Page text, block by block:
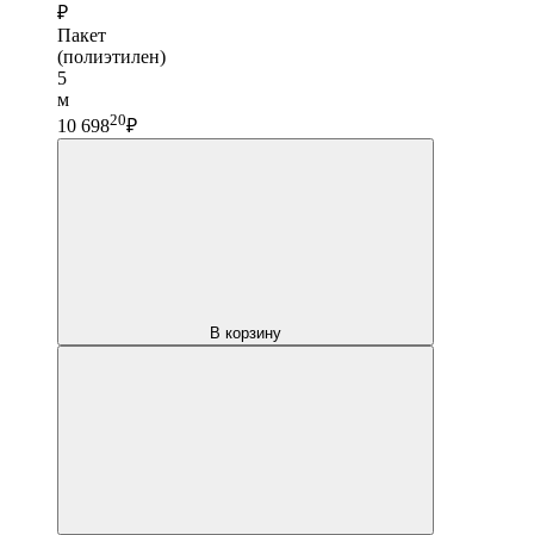
₽
Пакет
(полиэтилен)
5
м
10 69820₽
В корзину